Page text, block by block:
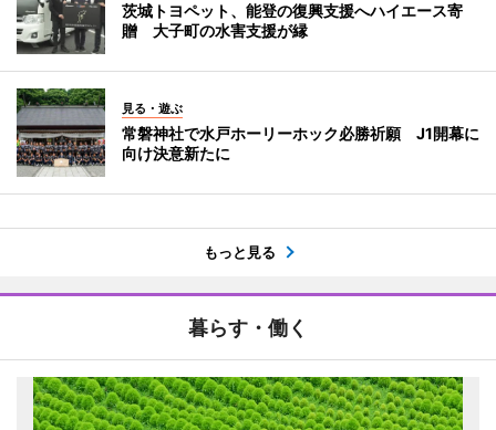
茨城トヨペット、能登の復興支援へハイエース寄
贈 大子町の水害支援が縁
見る・遊ぶ
常磐神社で水戸ホーリーホック必勝祈願 J1開幕に
向け決意新たに
もっと見る
暮らす・働く